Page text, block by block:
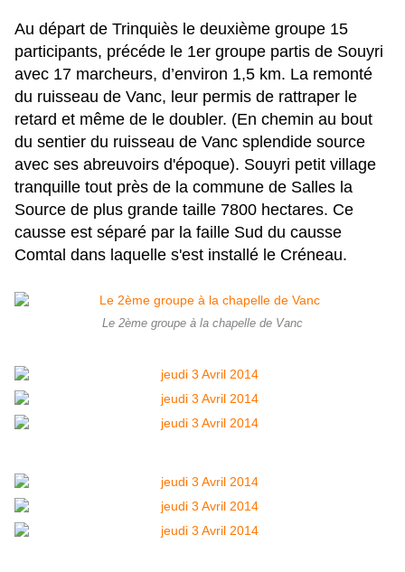
Au départ de Trinquiès le deuxième groupe 15
participants, précéde le 1er groupe partis de Souyri
avec 17 marcheurs, d’environ 1,5 km. La remonté
du ruisseau de Vanc, leur permis de rattraper le
retard et même de le doubler. (En chemin au bout
du sentier du ruisseau de Vanc splendide source
avec ses abreuvoirs d'époque). Souyri petit village
tranquille tout près de la commune de Salles la
Source de plus grande taille 7800 hectares. Ce
causse est séparé par la faille Sud du causse
Comtal dans laquelle s'est installé le Créneau.
Le 2ème groupe à la chapelle de Vanc